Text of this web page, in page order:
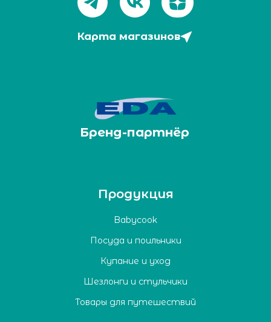
Карта магазинов
Бренд-партнёр
Продукция
Babycook
Посуда и поильники
Купание и уход
Шезлонги и стульчики
Товары для путешествий